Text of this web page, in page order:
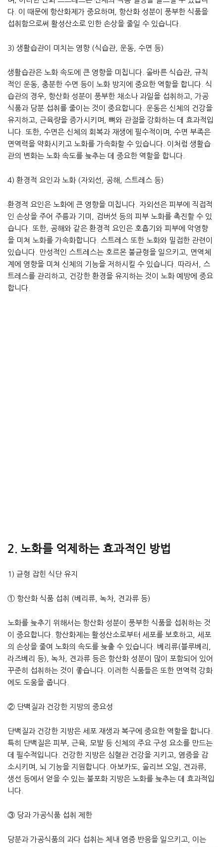
다. 이 때문에 항산화제가 중요하며, 항산화 성분이 풍부한 식품을
섭취함으로써 활성산소로 인한 손상을 줄일 수 있습니다.
3) 생활습관이 미치는 영향 (식습관, 운동, 수면 등)
생활습관은 노화 속도에 큰 영향을 미칩니다. 올바른 식습관, 규칙
적인 운동, 충분한 수면 등이 노화 방지에 중요한 역할을 합니다. 식
습관의 경우, 항산화 성분이 풍부한 채소나 과일을 섭취하고, 가공
식품과 당분 섭취를 줄이는 것이 중요합니다. 운동은 신체의 건강을
유지하고, 근육량을 증가시키며, 뼈와 관절을 강화하는 데 효과적입
니다. 또한, 수면은 신체의 회복과 재생에 필수적이며, 수면 부족은
면역력을 약화시키고 노화를 가속화할 수 있습니다. 이처럼 생활습
관의 변화는 노화 속도를 늦추는 데 중요한 역할을 합니다.
4) 환경적 요인과 노화 (자외선, 공해, 스트레스 등)
환경적 요인은 노화에 큰 영향을 미칩니다. 자외선은 피부에 직접적
인 손상을 주어 주름과 기미, 검버섯 등의 피부 노화를 촉진할 수 있
습니다. 또한, 공해와 같은 환경적 요인은 호흡기와 피부에 악영향
을 미쳐 노화를 가속화합니다. 스트레스 또한 노화와 밀접한 관련이
있습니다. 만성적인 스트레스는 호르몬 불균형을 일으키고, 면역체
계에 영향을 미쳐 신체의 기능을 저하시킬 수 있습니다. 따라서, 스
트레스를 관리하고, 건강한 환경을 유지하는 것이 노화 예방에 중요
합니다.
2. 노화를 억제하는 효과적인 방법
1) 균형 잡힌 식단 유지
① 항산화 식품 섭취 (베리류, 녹차, 견과류 등)
노화를 늦추기 위해서는 항산화 성분이 풍부한 식품을 섭취하는 것
이 중요합니다. 항산화제는 활성산소로부터 세포를 보호하고, 세포
의 손상을 줄여 노화의 속도를 늦출 수 있습니다. 베리류(블루베리,
라즈베리 등), 녹차, 견과류 등은 항산화 성분이 많이 포함되어 있어
꾸준히 섭취하는 것이 좋습니다. 이러한 식품들은 또한 면역력 강화
에도 도움을 줍니다.
② 단백질과 건강한 지방의 중요성
단백질과 건강한 지방은 세포 재생과 복구에 중요한 역할을 합니다.
특히 단백질은 피부, 근육, 모발 등 신체의 주요 구성 요소를 만드는
데 필수적입니다. 건강한 지방은 심혈관 건강을 지키고, 염증을 감
소시키며, 뇌 기능을 지원합니다. 아보카도, 올리브 오일, 견과류,
생선 등에서 얻을 수 있는 불포화 지방은 노화를 늦추는 데 효과적입
니다.
③ 당과 가공식품 섭취 제한
당분과 가공식품의 과다 섭취는 체내 염증 반응을 일으키고, 이는